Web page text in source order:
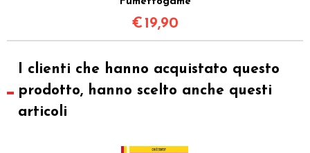
€ 19,90
I clienti che hanno acquistato questo
prodotto, hanno scelto anche questi
articoli